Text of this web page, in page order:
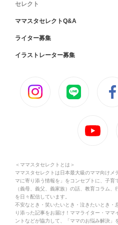
セレクト
ママスタセレクトQ&A
ライター募集
イラストレーター募集
＜ママスタセレクトとは＞
ママスタセレクトは日本最大級のママ向けメ
マに寄り添う情報を」をコンセプトに、子育
（義母、義父、義家族）の話、教育コラム
を日々配信しています。
不安なとき・笑いたいとき・泣きたいとき・
り添った記事をお届け！ママライター・マ
ントなどが協力して、「ママのお悩み解決」